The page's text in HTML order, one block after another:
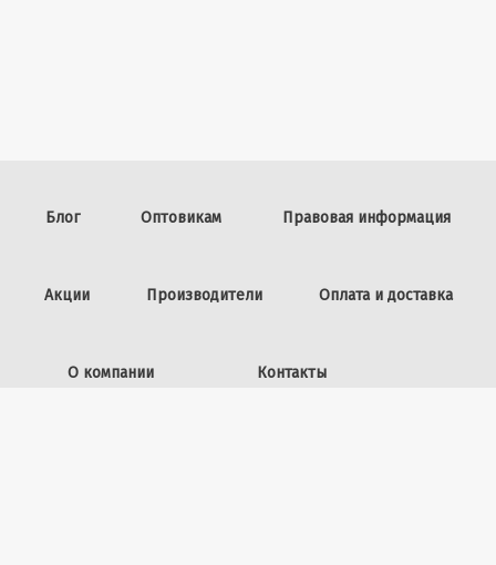
Блог Оптовикам Правовая информация
Акции Производители Оплата и доставка
О компании Контакты